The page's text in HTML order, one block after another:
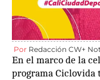
Por Redacción CW+
En el marco de la
programa